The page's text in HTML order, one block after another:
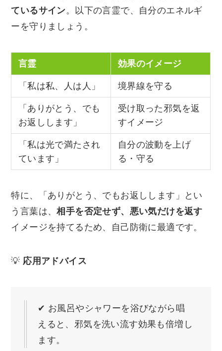
ているサイン。以下の言霊で、自分のエネルギ
ーを守りましょう。
言霊 効果のイメージ
「私は私、人は人」 境界線を守る
「ありがとう、でも
お返しします」
受け取った邪気を返
すイメージ
「私は光で満たされ
ています」
自分の波動を上げ
る・守る
特に、「ありがとう、でもお返しします」とい
う言葉は、相手を否定せず、悪い気だけを返す
イメージを持てるため、自己防衛に最適です。
💡 応用アドバイス
✔ お風呂やシャワーを浴びながら唱
えると、邪気を洗い流す効果も倍増し
ます。